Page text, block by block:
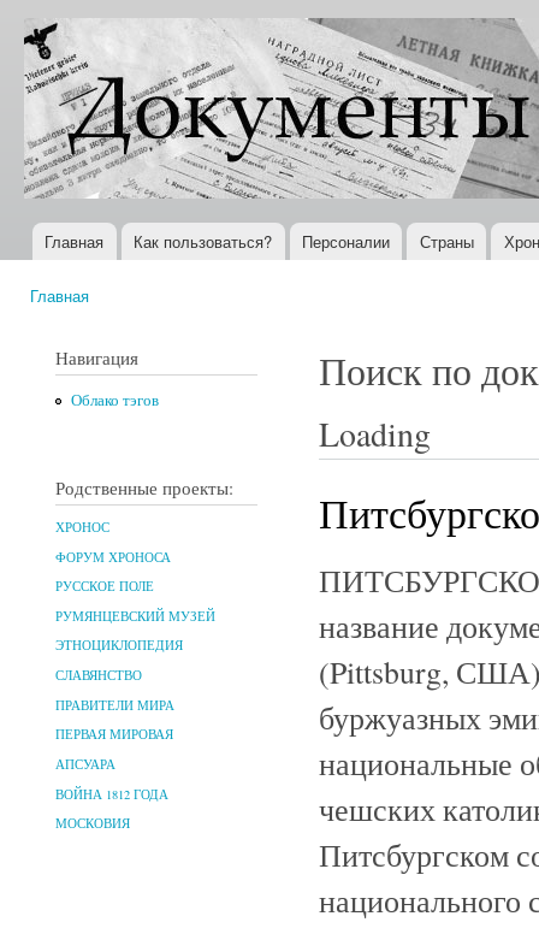
Документы
XX века
Всемирная
история в
Интернете
Главное меню
Главная Как пользоваться? Персоналии Страны
Главная
Навигация
Облако тэгов
Родственные проекты:
ХРОНОС
ФОРУМ ХРОНОСА
РУССКОЕ ПОЛЕ
РУМЯНЦЕВСКИЙ МУЗЕЙ
ЭТНОЦИКЛОПЕДИЯ
СЛАВЯНСТВО
ПРАВИТЕЛИ МИРА
ПЕРВАЯ МИРОВАЯ
АПСУАРА
ВОЙНА 1812 ГОДА
МОСКОВИЯ
Поиск по
Loading
название
(Pittsburg, США)
буржуазных
национальные
чешских
Питсбургском
национального